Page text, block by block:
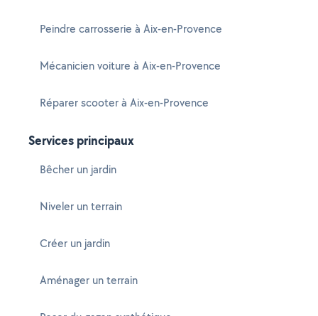
Peindre carrosserie à Aix-en-Provence
Mécanicien voiture à Aix-en-Provence
Réparer scooter à Aix-en-Provence
Services principaux
Bêcher un jardin
Niveler un terrain
Créer un jardin
Aménager un terrain